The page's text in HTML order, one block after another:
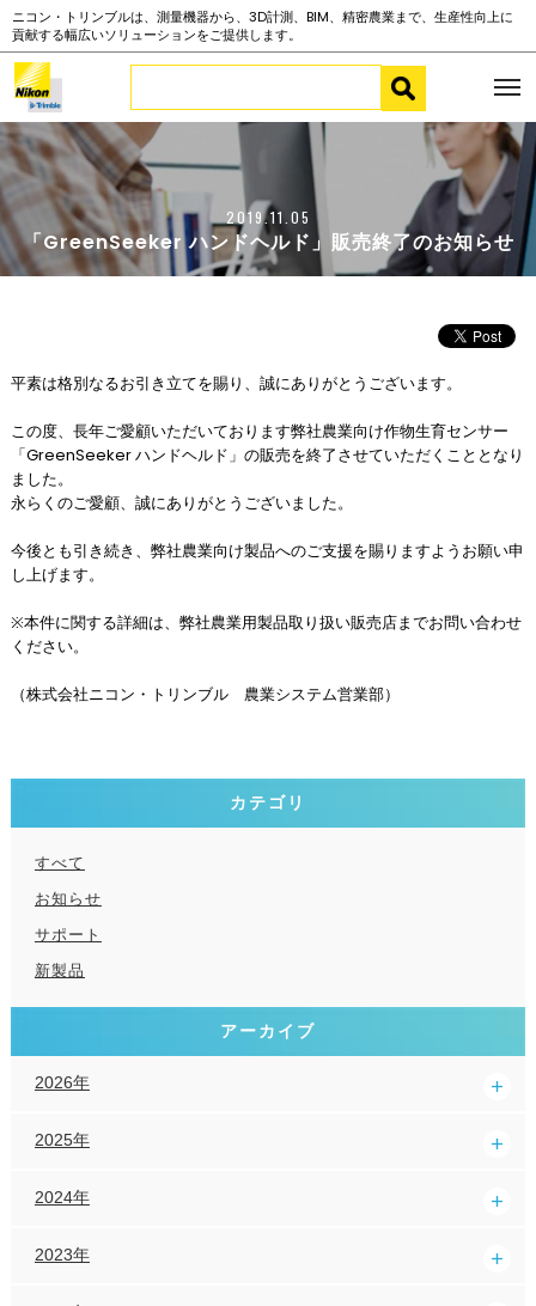
ニコン・トリンブルは、測量機器から、3D計測、BIM、精密農業まで、生産性向上に
貢献する幅広いソリューションをご提供します。
2019.11.05
「GreenSeeker ハンドヘルド」販売終了のお知らせ
平素は格別なるお引き立てを賜り、誠にありがとうございます。
この度、長年ご愛顧いただいております弊社農業向け作物生育センサー
「GreenSeeker ハンドヘルド」の販売を終了させていただくこととなり
ました。
永らくのご愛顧、誠にありがとうございました。
今後とも引き続き、弊社農業向け製品へのご支援を賜りますようお願い申
し上げます。
※本件に関する詳細は、弊社農業用製品取り扱い販売店までお問い合わせ
ください。
（株式会社ニコン・トリンブル 農業システム営業部）
カテゴリ
すべて
お知らせ
サポート
新製品
アーカイブ
2026年
2025年
2024年
2023年